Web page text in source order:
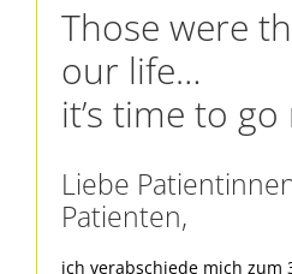
Those were
our life…
it’s time to go
Liebe
Patienten,
ich verabschiede mich zum